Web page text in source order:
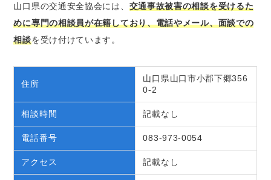
山口県の交通安全協会には、 交通事故被害の相談を受けるた
めに専門の相談員が在籍しており、電話やメール、面談での
相談を受け付けています。
住所
山口県山口市小郡下郷356
0-2
相談時間 記載なし
電話番号 083-973-0054
アクセス 記載なし